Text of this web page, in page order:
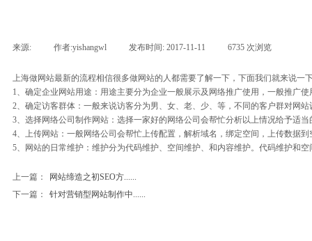
来源: 作者:yishangwl 发布时间: 2017-11-11 6735 次浏览
上海做网站最新的流程相信很多做网站的人都需要了解一下，下面我们就来说一
1、确定企业网站用途：用途主要分为企业一般展示及网络推广使用，一般推广
2、确定访客群体：一般来说访客分为男、女、老、少、等，不同的客户群对网
3、选择网络公司制作网站：选择一家好的网络公司会帮忙分析以上情况给予适
4、上传网站：一般网络公司会帮忙上传配置，解析域名，绑定空间，上传数据
5、网站的日常维护：维护分为代码维护、空间维护、和内容维护。代码维护和
上一篇：
网站缔造之初SEO方......
下一篇：
针对营销型网站制作中......